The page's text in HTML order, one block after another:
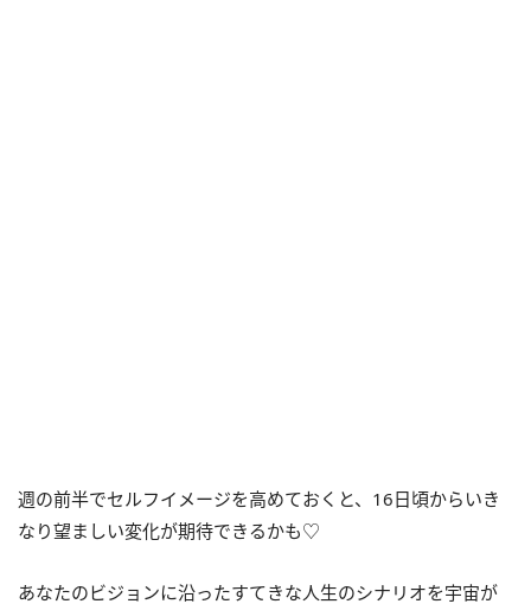
週の前半でセルフイメージを高めておくと、 16日頃からいき
なり望ましい変化が期待できるかも♡
あなたのビジョンに沿ったすてきな人生のシナリオを宇宙が